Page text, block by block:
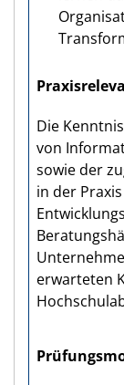
Die
von
sowie der
in der
erwarteten